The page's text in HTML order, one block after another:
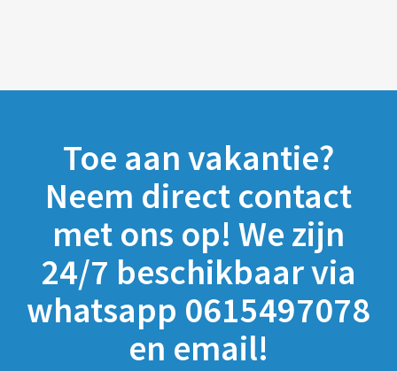
Toe aan vakantie?
Neem direct contact
met ons op! We zijn
24/7 beschikbaar via
whatsapp 0615497078
en email!